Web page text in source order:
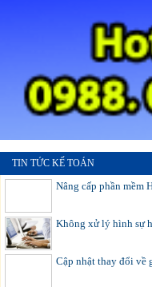
TIN TỨC KẾ TOÁN
Nâng cấp phần mềm
Không xử lý hình sự
Cập nhật thay đổi về